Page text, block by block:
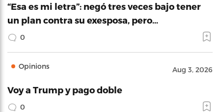
“Esa es mi letra”: negó tres veces bajo tener
un plan contra su exesposa, pero…
0
Opinions Aug 3, 2026
Voy a Trump y pago doble
0